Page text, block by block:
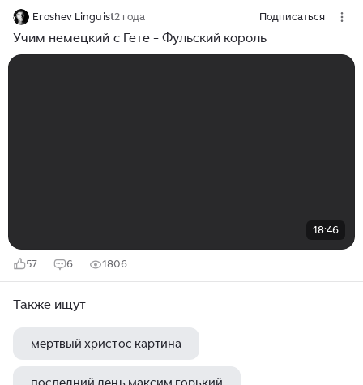
Eroshev Linguist2 года Подписаться
Учим немецкий с Гете - Фульский король
18:46
57 6 1806
Также ищут
мертвый христос картина